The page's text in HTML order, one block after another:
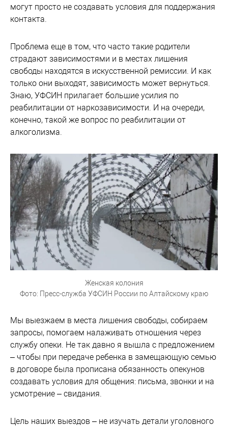
могут просто не создавать условия для поддержания
контакта.
Проблема еще в том, что часто такие родители
страдают зависимостями и в местах лишения
свободы находятся в искусственной ремиссии. И как
только они выходят, зависимость может вернуться.
Знаю, УФСИН прилагает большие усилия по
реабилитации от наркозависимости. И на очереди,
конечно, такой же вопрос по реабилитации от
алкоголизма.
Женская колония
Фото: Пресс-служба УФСИН России по Алтайскому краю
Мы выезжаем в места лишения свободы, собираем
запросы, помогаем налаживать отношения через
службу опеки. Не так давно я вышла с предложением
– чтобы при передаче ребенка в замещающую семью
в договоре была прописана обязанность опекунов
создавать условия для общения: письма, звонки и на
усмотрение – свидания.
Цель наших выездов – не изучать детали уголовного